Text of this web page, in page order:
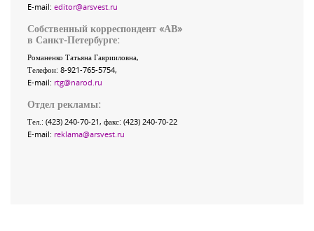
E-mail: editor@arsvest.ru
Собственный корреспондент «АВ»
в Санкт-Петербурге:
Романенко Татьяна Гаврииловна,
Телефон: 8-921-765-5754,
E-mail: rtg@narod.ru
Отдел рекламы:
Тел.: (423) 240-70-21, факс: (423) 240-70-22
E-mail: reklama@arsvest.ru